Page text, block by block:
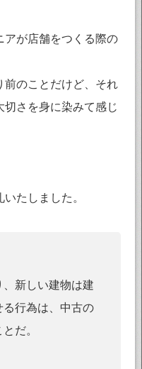
アが店舗をつくる際の
前のことだけど、それ
切さを身に染みて感じ
たしました。
新しい建物は建
行為は、中古の
だ。